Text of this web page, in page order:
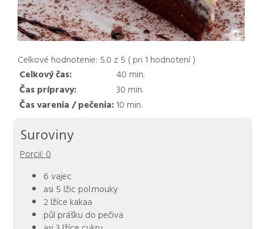
Celkové hodnotenie: 5.0 z 5 ( pri1 hodnotení )
Celkový čas:
40 min.
Čas prípravy:
30 min.
Čas varenia / pečenia:10 min.
Suroviny
Porcií: 0
6 vajec
asi 5 lžic pol.mouky
2 lžíce kakaa
půl prášku do pečiva